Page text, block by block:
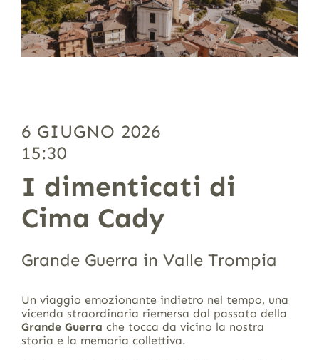
6 GIUGNO 2026
15:30
I dimenticati di
Cima Cady
Grande Guerra in Valle Trompia
Un viaggio emozionante indietro nel tempo, una
vicenda straordinaria riemersa dal passato della
Grande Guerra che tocca da vicino la nostra
storia e la memoria collettiva.